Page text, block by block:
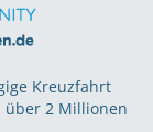
Kreuzfahrt
über 2 Millionen